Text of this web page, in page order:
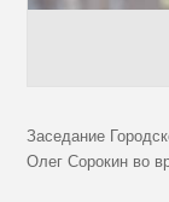
Заседание
Олег Сорокин во